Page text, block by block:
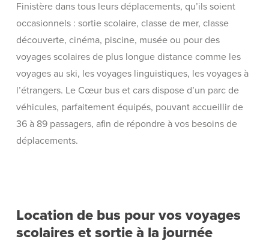
Finistère dans tous leurs déplacements, qu’ils soient
occasionnels : sortie scolaire, classe de mer, classe
découverte, cinéma, piscine, musée ou pour des
voyages scolaires de plus longue distance comme les
voyages au ski, les voyages linguistiques, les voyages à
l’étrangers. Le Cœur bus et cars dispose d’un parc de
véhicules, parfaitement équipés, pouvant accueillir de
36 à 89 passagers, afin de répondre à vos besoins de
déplacements.
Location de bus pour vos voyages
scolaires et sortie à la journée